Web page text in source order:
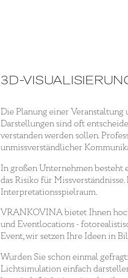
3D-
Die Planung einer
Darstellungen sind oft
verstanden werden sollen.
unmissverständlicher
In großen Unternehmen besteht
das Risiko für
Interpretationsspielraum.
VRANKOVINA bietet Ihnen
und Eventlocations -
Event, wir setzen Ihre Ideen in
Wurden Sie schon einmal
Lichtsimulation einfach